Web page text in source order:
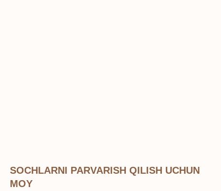
SOCHLARNI PARVARISH QILISH UCHUN
MOY